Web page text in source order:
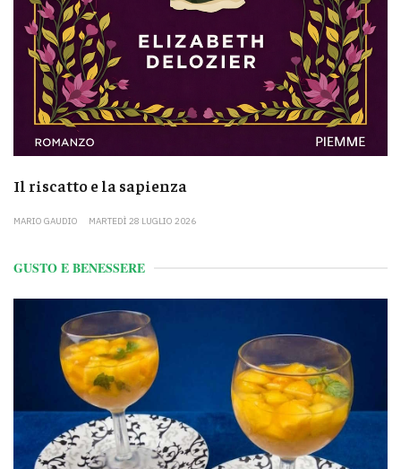
Il riscatto e la sapienza
MARIO GAUDIO MARTEDÌ 28 LUGLIO 2026
GUSTO E BENESSERE